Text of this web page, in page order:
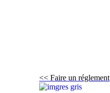
<< Faire un réglement